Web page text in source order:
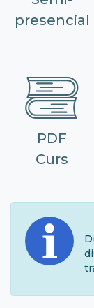
presencial
PDF
Curs